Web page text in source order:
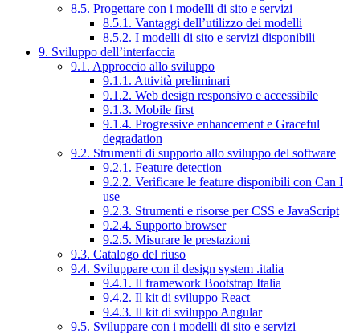
8.5. Progettare con i modelli di sito e servizi
8.5.1. Vantaggi dell’utilizzo dei modelli
8.5.2. I modelli di sito e servizi disponibili
9. Sviluppo dell’interfaccia
9.1. Approccio allo sviluppo
9.1.1. Attività preliminari
9.1.2. Web design responsivo e accessibile
9.1.3. Mobile first
9.1.4. Progressive enhancement e Graceful
degradation
9.2. Strumenti di supporto allo sviluppo del software
9.2.1. Feature detection
9.2.2. Verificare le feature disponibili con Can I
use
9.2.3. Strumenti e risorse per CSS e JavaScript
9.2.4. Supporto browser
9.2.5. Misurare le prestazioni
9.3. Catalogo del riuso
9.4. Sviluppare con il design system .italia
9.4.1. Il framework Bootstrap Italia
9.4.2. Il kit di sviluppo React
9.4.3. Il kit di sviluppo Angular
9.5. Sviluppare con i modelli di sito e servizi